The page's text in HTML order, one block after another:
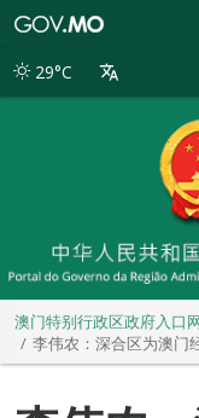
别
29°C
澳门特别行政区政府入口
李伟农：深合区为澳门